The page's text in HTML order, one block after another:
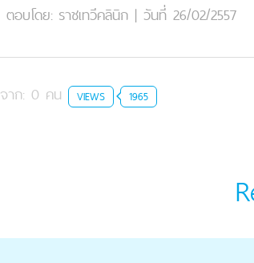
ตอบโดย: ราชเทวีคลินิก | วันที่ 26/02/2557
จาก: 0 คน VIEWS 1965